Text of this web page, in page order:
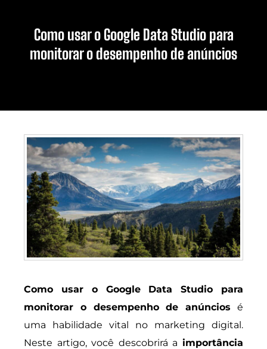
Como usar o Google Data Studio para
monitorar o desempenho de anúncios
Como usar o Google Data Studio para
monitorar o desempenho de anúncios é
uma habilidade vital no marketing digital.
Neste artigo, você descobrirá a importância